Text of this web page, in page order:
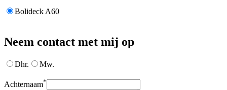
Bolideck A60
Neem contact met mij op
Dhr. Mw.
Achternaam*